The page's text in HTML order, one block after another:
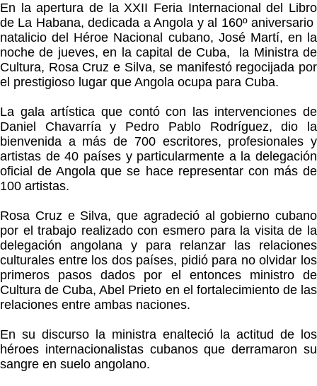
En la apertura de la XXII Feria Internacional del Libro
de La Habana, dedicada a Angola y al 160º aniversario
natalicio del Héroe Nacional cubano, José Martí, en la
noche de jueves, en la capital de Cuba, la Ministra de
Cultura, Rosa Cruz e Silva, se manifestó regocijada por
el prestigioso lugar que Angola ocupa para Cuba.
La gala artística que contó con las intervenciones de
Daniel Chavarría y Pedro Pablo Rodríguez, dio la
bienvenida a más de 700 escritores, profesionales y
artistas de 40 países y particularmente a la delegación
oficial de Angola que se hace representar con más de
100 artistas.
Rosa Cruz e Silva, que agradeció al gobierno cubano
por el trabajo realizado con esmero para la visita de la
delegación angolana y para relanzar las relaciones
culturales entre los dos países, pidió para no olvidar los
primeros pasos dados por el entonces ministro de
Cultura de Cuba, Abel Prieto en el fortalecimiento de las
relaciones entre ambas naciones.
En su discurso la ministra enalteció la actitud de los
héroes internacionalistas cubanos que derramaron su
sangre en suelo angolano.